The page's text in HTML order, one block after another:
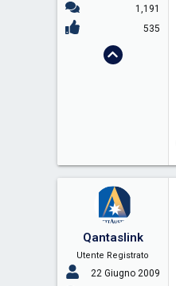
1,191
535
Qantaslink
Utente Registrato
22 Giugno 2009